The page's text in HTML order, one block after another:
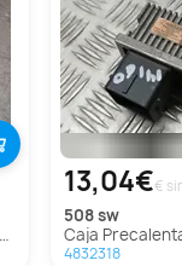
13,04€€
508 sw
Caja Precalentamiento
4832318